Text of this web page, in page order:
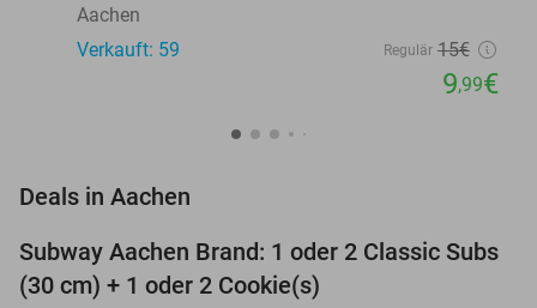
Aachen
Verkauft: 59
Regulär 15€
9,99€
Deals in Aachen
33%
Subway Aachen Brand: 1 oder 2 Classic Subs
(30 cm) + 1 oder 2 Cookie(s)